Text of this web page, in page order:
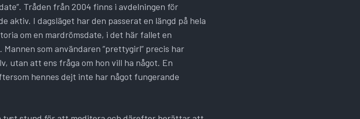
Tråden från 2004 finns i avdelningen för
aktiv. I dagsläget har den passerat en längd på hela
om en mardrömsdate, i det här fallet en
som användaren ”prettygirl” precis har
utan att ens fråga om hon vill ha något. En
hennes dejt inte har något fungerande